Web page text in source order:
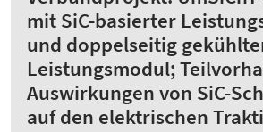
mit SiC-basierter
und doppelseitig
Leistungsmodul;
Auswirkungen von SiC-
auf den elektrischen